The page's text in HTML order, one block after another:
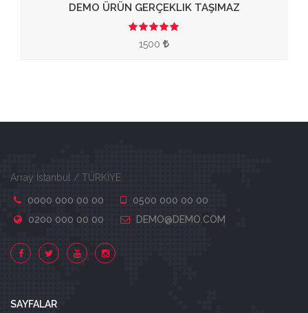
DEMO ÜRÜN GERÇEKLIK TAŞIMAZ
3.50
1500
Array İstanbul / TÜRKİYE
0000 000 00 00
0500 000 00 00
0200 000 00 00
DEMO@DEMO.COM
SAYFALAR